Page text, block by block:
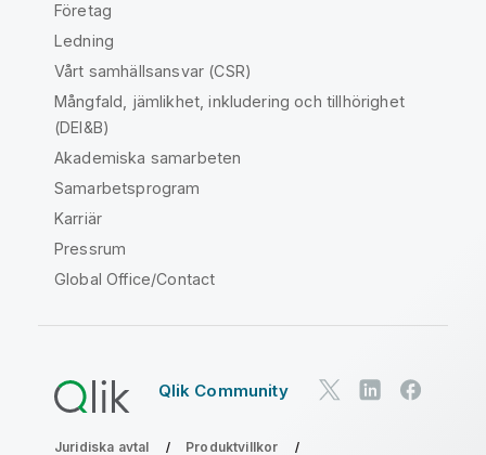
Företag
Ledning
Vårt samhällsansvar (CSR)
Mångfald, jämlikhet, inkludering och tillhörighet
(DEI&B)
Akademiska samarbeten
Samarbetsprogram
Karriär
Pressrum
Global Office/Contact
Qlik Community
Juridiska avtal Produktvillkor